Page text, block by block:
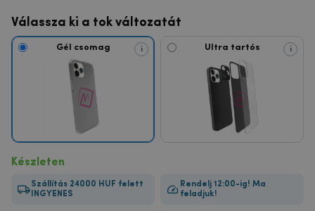
Válassza ki a tok változatát
Gél csomag i Ultra tartós i
Készleten
Szállítás 24000 HUF felett
INGYENES
Rendelj 12:00-ig! Ma
feladjuk!